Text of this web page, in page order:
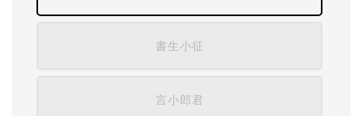
書生小征
言小郎君